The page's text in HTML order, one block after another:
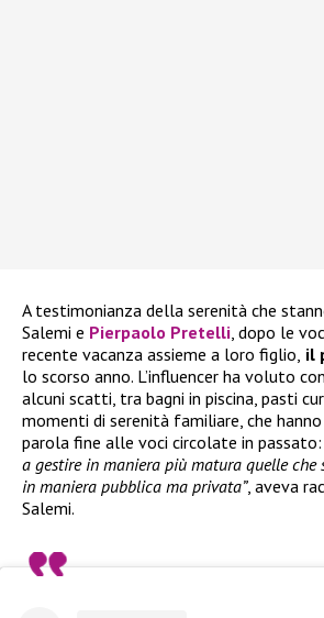
A testimonianza della serenità che
Salemi e Pierpaolo Pretelli , dopo le
recente vacanza assieme a loro figlio, il
lo scorso anno. L’influencer ha voluto
alcuni scatti, tra bagni in piscina, pasti
momenti di serenità familiare, che
parola fine alle voci circolate in passato:
a gestire in maniera più matura quelle che
in maniera pubblica ma privata”, aveva
Salemi.